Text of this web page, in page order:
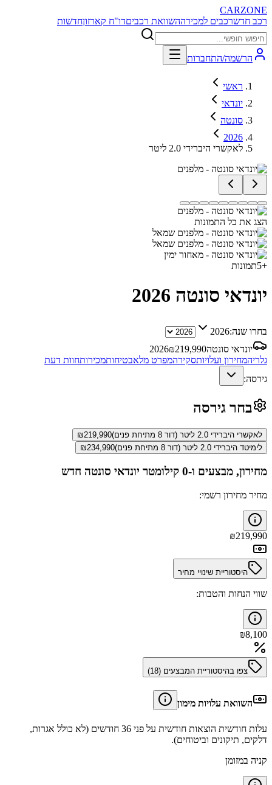
CARZONE
רכב חדשרכבים למכירההשוואת רכביםדו"ח קארזוןחדשות
הרשמה/התחברות
ראשי
יונדאי
סונטה
2026
לאקשרי היברידי 2.0 ליטר
הצג את כל התמונות
+
5תמונות
יונדאי סונטה 2026
בחרו שנה:2026
יונדאי סונטה
2026₪219,990
גלריהמחירון ועלויותסקירהמפרט מלאבטיחותמכירותחוות דעת
גירסה:
בחר גירסה
לאקשרי היברידי 2.0 ליטר (דור 8 מתיחת פנים) ₪219,990
לימיטד היברידי 2.0 ליטר (דור 8 מתיחת פנים)
₪234,990
מחירון, מבצעים ו-0 קילומטר יונדאי סונטה חדש
מחיר מחירון רשמי:
₪219,990
היסטוריית שינויי מחיר
שווי הנחות והטבות:
₪8,100
צפו בהיסטוריית המבצעים (18
)
השוואת עלויות מימון
עלות חודשית הוצאות חודשית על פני 36 חודשים (לא כולל אגרות,
דלקים, תיקונים וביטוחים).
קניה במזומן